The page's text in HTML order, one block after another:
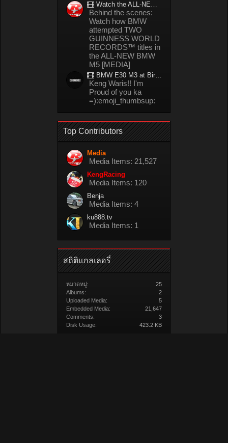
Watch the ALL-NEW BMW M5 refuel mid-drift to take TWO GUINNESS WORLD RECORDS™ titles
Behind the scenes:
Watch how BMW
attempted TWO
GUINNESS WORLD
RECORDS™ titles in
the ALL-NEW BMW
M5 [MEDIA]
BMW E30 M3 at Bira circuit Thailand in 02/2008
Keng Waris!! I'm
Proud of you ka
=):emoji_thumbsup:
Top Contributors
Media
Media Items: 21,527
KengRacing
Media Items: 120
Benja
Media Items: 4
ku888.tv
Media Items: 1
สถิติแกลเลอรี่
หมวดหมู่:
25
Albums:
2
Uploaded Media:
5
Embedded Media:
21,647
Comments:
3
Disk Usage:
423.2 KB